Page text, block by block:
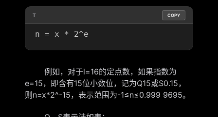
T COPY
例如，对于l=16的定点数，如果指数为
e=15，即含有15位小数位，记为Q15或S0.15，
则n=x*2^-15，表示范围为-1≤n≤0.999 9695。